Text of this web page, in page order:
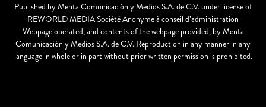
Published by Menta Comunicación y Medios S.A. de C.V. under license of
REWORLD MEDIA Société Anonyme à conseil d’administration
Webpage operated, and contents of the webpage provided, by Menta
Comunicación y Medios S.A. de C.V. Reproduction in any manner in any
language in whole or in part without prior written permission is prohibited.